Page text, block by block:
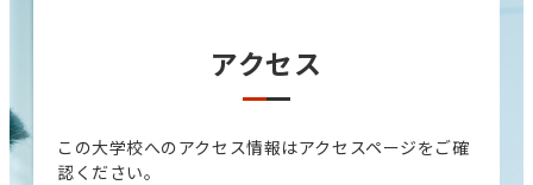
アクセス
この大学校へのアクセス情報はアクセスページをご確
認ください。